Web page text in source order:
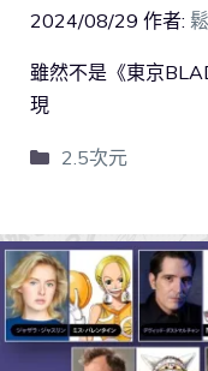
2024/08/29 作者:
雖然不是《東京
現
2.5次元